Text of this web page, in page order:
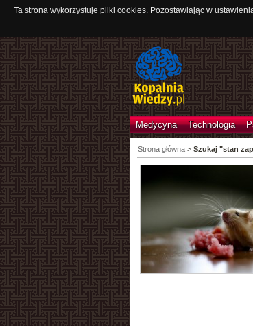
Ta strona wykorzystuje pliki cookies. Pozostawiając w
Medycyna Technologia
Strona główna> Szukaj "stan